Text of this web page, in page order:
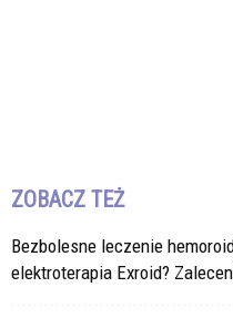
ZOBACZ TEŻ
Bezbolesne leczenie
elektroterapia Exroid?